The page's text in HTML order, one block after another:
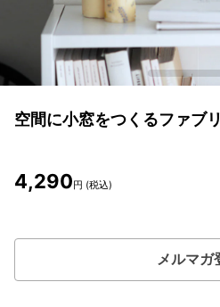
空間に小窓をつくるファブ
4,290円 (税込)
メルマガ